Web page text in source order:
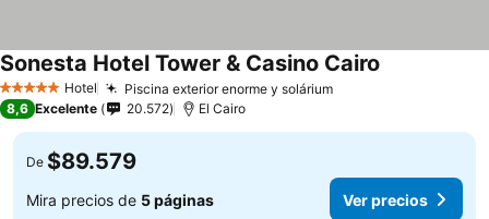
5 Estrellas Hotel Piscina exterior enorme y solárium
Sonesta Hotel Tower & Casino Cairo
8,6 Excelente 20.572 El Cairo
De $89.579
Mira precios de 5 páginas Ver precios